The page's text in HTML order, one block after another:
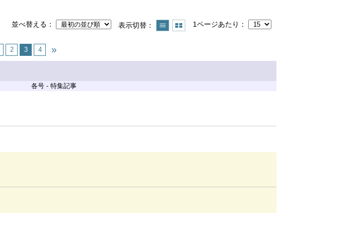
並べ替える
表示切替 1ページあたり
2 3 4
各号 - 特集記事